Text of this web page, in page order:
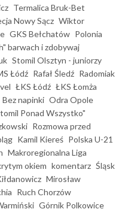
Termalica Bruk-Bet
Nowy Sącz Wiktor
GKS Bełchatów Polonia
barwach i zdobywaj
Stomil Olsztyn - juniorzy
Łódź Rafał Śledź Radomiak
ŁKS Łódź ŁKS Łomża
Bez napinki Odra Opole
Ponad Wszystko"
Rozmowa przed
Kamil Kiereś Polska U-21
Makroregionalna Liga
okiem komentarz Śląsk
Mirosław
Ruch Chorzów
Górnik Polkowice